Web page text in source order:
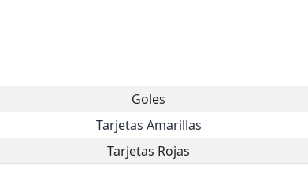
Goles
Tarjetas Amarillas
Tarjetas Rojas